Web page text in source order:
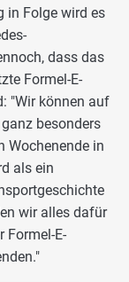
in Folge wird es
dass das
Formel-E-
"Wir können auf
besonders
Wochenende in
als ein
wir alles dafür
Formel-E-